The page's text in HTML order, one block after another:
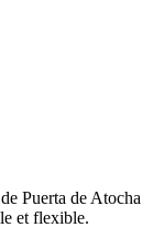
Puerta de Atocha
et flexible.